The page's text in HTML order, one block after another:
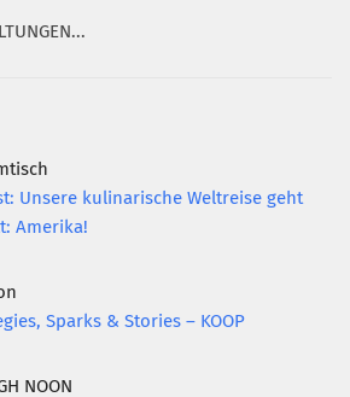
Unsere kulinarische Weltreise geht
Amerika!
Sparks & Stories – KOOP
NOON